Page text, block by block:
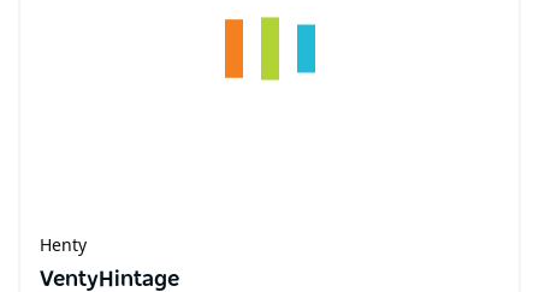
Henty
VentyHintage